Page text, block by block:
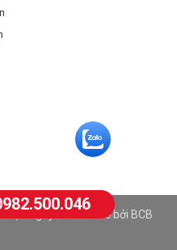
Nguyễn. Thiết kế bởi BCB